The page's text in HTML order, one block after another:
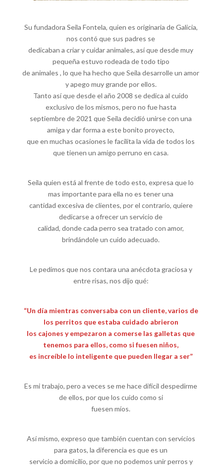
Su fundadora Seila Fontela, quien es originaria de Galicia,
nos contó que sus padres se
dedicaban a criar y cuidar animales, así que desde muy
pequeña estuvo rodeada de todo tipo
de animales , lo que ha hecho que Seila desarrolle un amor
y apego muy grande por ellos.
Tanto así que desde el año 2008 se dedica al cuido
exclusivo de los mismos, pero no fue hasta
septiembre de 2021 que Seila decidió unirse con una
amiga y dar forma a este bonito proyecto,
que en muchas ocasiones le facilita la vida de todos los
que tienen un amigo perruno en casa.
Seila quien está al frente de todo esto, expresa que lo
mas importante para ella no es tener una
cantidad excesiva de clientes, por el contrario, quiere
dedicarse a ofrecer un servicio de
calidad, donde cada perro sea tratado con amor,
brindándole un cuido adecuado.
Le pedimos que nos contara una anécdota graciosa y
entre risas, nos dijo qué:
“Un día mientras conversaba con un cliente, varios de
los perritos que estaba cuidado abrieron
los cajones y empezaron a comerse las galletas que
tenemos para ellos, como si fuesen niños,
es increíble lo inteligente que pueden llegar a ser”
Es mi trabajo, pero a veces se me hace difícil despedirme
de ellos, por que los cuido como si
fuesen míos.
Así mismo, expreso que también cuentan con servicios
para gatos, la diferencia es que es un
servicio a domicilio, por que no podemos unir perros y